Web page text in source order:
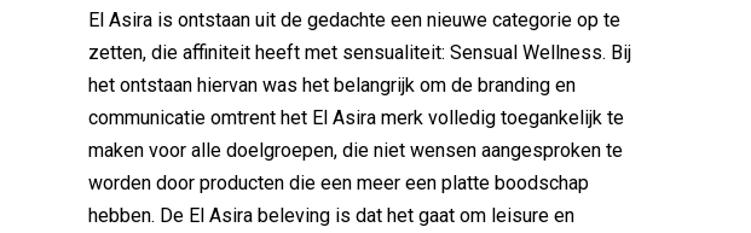
El Asira is ontstaan uit de gedachte een nieuwe categorie op te
zetten, die affiniteit heeft met sensualiteit: Sensual Wellness. Bij
het ontstaan hiervan was het belangrijk om de branding en
communicatie omtrent het El Asira merk volledig toegankelijk te
maken voor alle doelgroepen, die niet wensen aangesproken te
worden door producten die een meer een platte boodschap
hebben. De El Asira beleving is dat het gaat om leisure en